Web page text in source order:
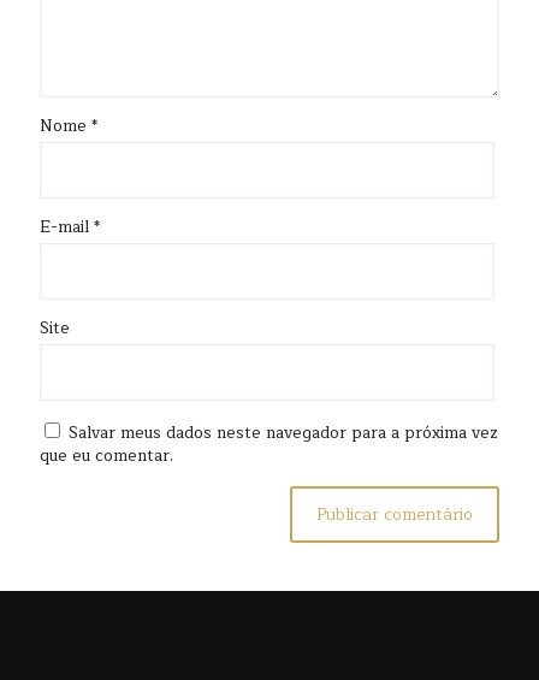
Nome *
E-mail*
Site
Salvar meus dados neste navegador para a próxima vez
que eu comentar.